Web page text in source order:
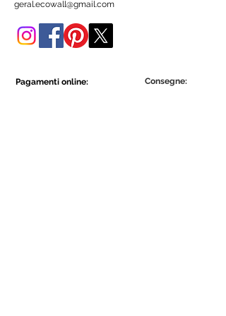
geral.ecowall@gmail.com
Pagamenti online: Consegne: